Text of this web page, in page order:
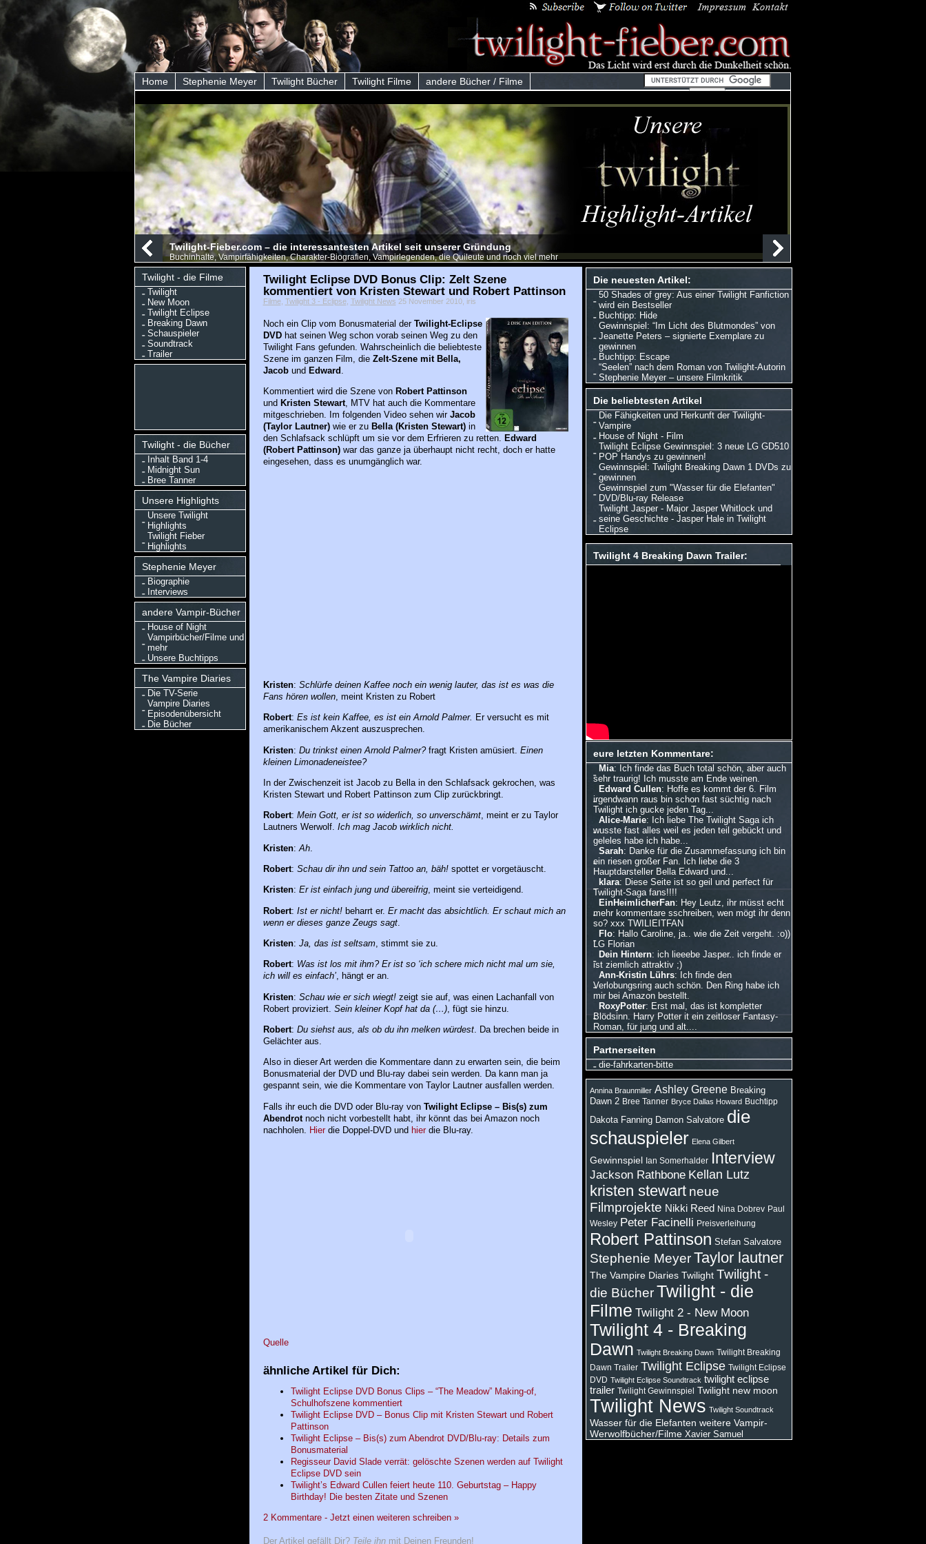
Home Stephenie Meyer Twilight Bücher Twilight Filme andere Bücher / Filme
Twilight-Fieber.com – die interessantesten Artikel seit unserer Gründung
Buchinhalte, Vampirfähigkeiten, Charakter-Biografien, Vampirlegenden, die Quileute und noch viel mehr
Twilight - die Filme
Twilight
New Moon
Twilight Eclipse
Breaking Dawn
Schauspieler
Soundtrack
Trailer
Twilight - die Bücher
Inhalt Band 1-4
Midnight Sun
Bree Tanner
Unsere Highlights
Unsere Twilight
Highlights
Twilight Fieber
Highlights
Stephenie Meyer
Biographie
Interviews
andere Vampir-Bücher
House of Night
Vampirbücher/Filme und
mehr
Unsere Buchtipps
The Vampire Diaries
Die TV-Serie
Vampire Diaries
Episodenübersicht
Die Bücher
Twilight Eclipse DVD Bonus Clip: Zelt Szene
kommentiert von Kristen Stewart und Robert Pattinson
Filme, Twilight 3 - Eclipse, Twilight News 25 November 2010, iris
Noch ein Clip vom Bonusmaterial der Twilight-Eclipse
DVDhat seinen Weg schon vorab seinen Weg zu den
Twilight Fans gefunden. Wahrscheinlich die beliebteste
Szene im ganzen Film, die Zelt-Szene mit Bella,
Jacob und Edward .
Kommentiert wird die Szene von Robert Pattinson
und Kristen Stewart, MTV hat auch die Kommentare
mitgeschrieben. Im folgenden Video sehen wir Jacob
(Taylor Lautner)wie er zuBella (Kristen Stewart)in
den Schlafsack schlüpft um sie vor dem Erfrieren zu retten. Edward
(Robert Pattinson)war das ganze ja überhaupt nicht recht, doch er hatte
eingesehen, dass es unumgänglich war.
Kristen: Schlürfe deinen Kaffee noch ein wenig lauter, das ist es was die
Fans hören wollen, meint Kristen zu Robert
Robert: Es ist kein Kaffee, es ist ein Arnold Palmer. Er versucht es mit
amerikanischem Akzent auszusprechen.
Kristen: Du trinkst einen Arnold Palmer?fragt Kristen amüsiert. Einen
kleinen Limonadeneistee?
In der Zwischenzeit ist Jacob zu Bella in den Schlafsack gekrochen, was
Kristen Stewart und Robert Pattinson zum Clip zurückbringt.
Robert: Mein Gott, er ist so widerlich, so unverschämt, meint er zu Taylor
Lautners Werwolf. Ich mag Jacob wirklich nicht.
Kristen: Ah.
Robert: Schau dir ihn und sein Tattoo an, bäh!spottet er vorgetäuscht.
Kristen: Er ist einfach jung und übereifrig, meint sie verteidigend.
Robert: Ist er nicht!beharrt er. Er macht das absichtlich. Er schaut mich an
wenn er dieses ganze Zeugs sagt.
Kristen: Ja, das ist seltsam, stimmt sie zu.
Robert: Was ist los mit ihm? Er ist so ‘ich schere mich nicht mal um sie,
ich will es einfach’, hängt er an.
Kristen: Schau wie er sich wiegt!zeigt sie auf, was einen Lachanfall von
Robert proviziert. Sein kleiner Kopf hat da (…), fügt sie hinzu.
Robert: Du siehst aus, als ob du ihn melken würdest. Da brechen beide in
Gelächter aus.
Also in dieser Art werden die Kommentare dann zu erwarten sein, die beim
Bonusmaterial der DVD und Blu-ray dabei sein werden. Da kann man ja
gespannt sein, wie die Kommentare von Taylor Lautner ausfallen werden.
Falls ihr euch die DVD oder Blu-ray vonTwilight Eclipse – Bis(s) zum
Abendrotnoch nicht vorbestellt habt, ihr könnt das bei Amazon noch
nachholen. Hierdie Doppel-DVD und hierdie Blu-ray.
Quelle
ähnliche Artikel für Dich:
Twilight Eclipse DVD Bonus Clips – “The Meadow” Making-of,
Schulhofszene kommentiert
Twilight Eclipse DVD – Bonus Clip mit Kristen Stewart und Robert
Pattinson
Twilight Eclipse – Bis(s) zum Abendrot DVD/Blu-ray: Details zum
Bonusmaterial
Regisseur David Slade verrät: gelöschte Szenen werden auf Twilight
Eclipse DVD sein
Twilight’s Edward Cullen feiert heute 110. Geburtstag – Happy
Birthday! Die besten Zitate und Szenen
2 Kommentare - Jetzt einen weiteren schreiben »
Der Artikel gefällt Dir? Teile ihnmit Deinen Freunden!
Die neuesten Artikel:
50 Shades of grey: Aus einer Twilight Fanfiction
wird ein Bestseller
Buchtipp: Hide
Gewinnspiel: “Im Licht des Blutmondes” von
Jeanette Peters – signierte Exemplare zu
gewinnen
Buchtipp: Escape
“Seelen” nach dem Roman von Twilight-Autorin
Stephenie Meyer – unsere Filmkritik
Die beliebtesten Artikel
Die Fähigkeiten und Herkunft der Twilight-
Vampire
House of Night - Film
Twilight Eclipse Gewinnspiel: 3 neue LG GD510
POP Handys zu gewinnen!
Gewinnspiel: Twilight Breaking Dawn 1 DVDs zu
gewinnen
Gewinnspiel zum "Wasser für die Elefanten"
DVD/Blu-ray Release
Twilight Jasper - Major Jasper Whitlock und
seine Geschichte - Jasper Hale in Twilight
Eclipse
Twilight 4 Breaking Dawn Trailer:
eure letzten Kommentare:
Mia: Ich finde das Buch total schön, aber auch
sehr traurig! Ich musste am Ende weinen.
Edward Cullen: Hoffe es kommt der 6. Film
irgendwann raus bin schon fast süchtig nach
Twilight ich gucke jeden Tag...
Alice-Marie: Ich liebe The Twilight Saga ich
wusste fast alles weil es jeden teil gebückt und
geleles habe ich habe...
Sarah: Danke für die Zusammefassung ich bin
ein riesen großer Fan. Ich liebe die 3
Hauptdarsteller Bella Edward und...
klara: Diese Seite ist so geil und perfect für
Twilight-Saga fans!!!!
EinHeimlicherFan: Hey Leutz, ihr müsst echt
mehr kommentare sschreiben, wen mögt ihr denn
so? xxx TWILIEITFAN
Flo: Hallo Caroline, ja.. wie die Zeit vergeht. :o))
LG Florian
Dein Hintern: ich lieeebe Jasper.. ich finde er
ist ziemlich attraktiv ;)
Ann-Kristin Lührs: Ich finde den
Verlobungsring auch schön. Den Ring habe ich
mir bei Amazon bestellt.
RoxyPotter: Erst mal, das ist kompletter
Blödsinn. Harry Potter it ein zeitloser Fantasy-
Roman, für jung und alt....
Partnerseiten
die-fahrkarten-bitte
Annina Braunmiller Ashley Greene Breaking
Dawn 2 Bree Tanner Bryce Dallas Howard Buchtipp
Dakota Fanning Damon Salvatore die
schauspieler Elena Gilbert
Gewinnspiel Ian Somerhalder Interview
Jackson Rathbone Kellan Lutz
kristen stewart neue
Filmprojekte Nikki Reed Nina Dobrev Paul
Wesley Peter Facinelli Preisverleihung
Robert Pattinson Stefan Salvatore
Stephenie Meyer Taylor lautner
The Vampire Diaries Twilight Twilight -
die Bücher Twilight - die
Filme Twilight 2 - New Moon
Twilight 4 - Breaking
Dawn Twilight Breaking Dawn Twilight Breaking
Dawn Trailer Twilight Eclipse Twilight Eclipse
DVD Twilight Eclipse Soundtrack twilight eclipse
trailer Twilight Gewinnspiel Twilight new moon
Twilight News Twilight Soundtrack
Wasser für die Elefanten weitere Vampir-
Werwolfbücher/Filme Xavier Samuel